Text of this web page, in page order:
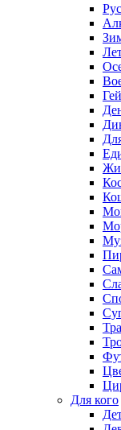
Для кого